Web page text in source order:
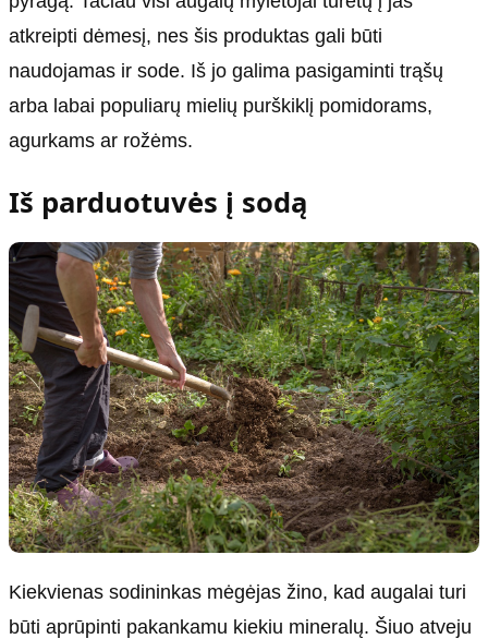
atkreipti dėmesį, nes šis produktas gali būti
naudojamas ir sode. Iš jo galima pasigaminti trąšų
arba labai populiarų mielių purškiklį pomidorams,
agurkams ar rožėms.
Iš parduotuvės į sodą
Kiekvienas sodininkas mėgėjas žino, kad augalai turi
būti aprūpinti pakankamu kiekiu mineralų. Šiuo atveju